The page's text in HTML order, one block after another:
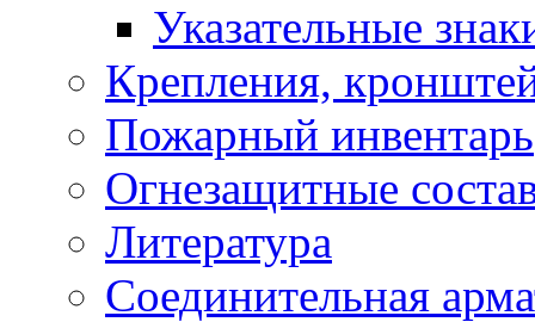
Указательные
Крепления,
Пожарный инвентарь
Огнезащитные
Литература
Соединительная